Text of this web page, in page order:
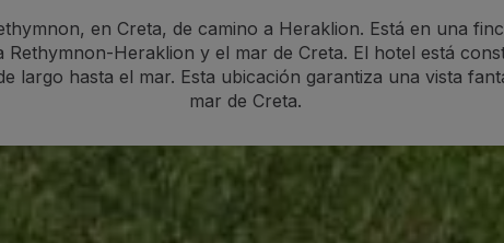
en Creta, de camino a Heraklion. Está en una
Heraklion y el mar de Creta. El hotel está
largo hasta el mar. Esta ubicación garantiza una vista
mar de Creta.